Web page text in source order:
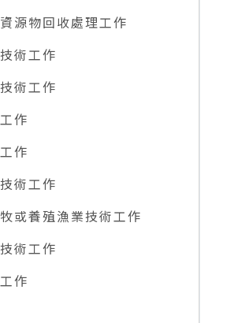
源物回收處理工作
術工作
術工作
作
作
術工作
或養殖漁業技術工作
術工作
作